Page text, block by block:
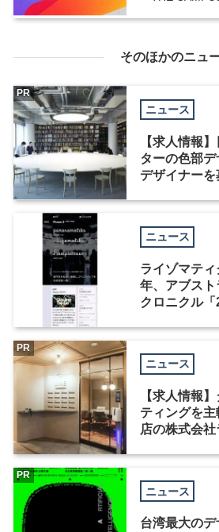
そのほかのニュ
ニュース
【求人情報
ターの色部デ
デザイナーを
PR
ニュース
ライゾマテ
年、アブス
クロニクル
ニュース
【求人情報
ティングを
店の株式会
PR
ニュース
台湾最大の
PR